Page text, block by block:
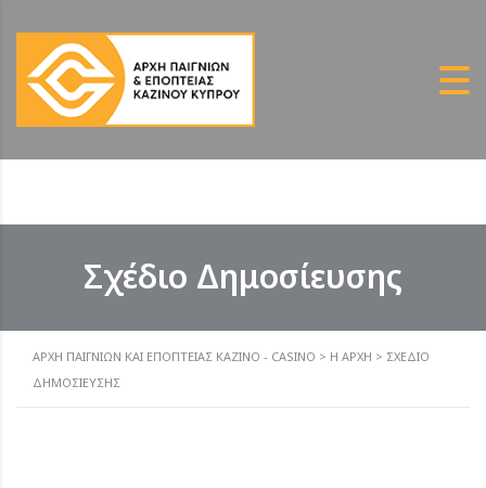
Σχέδιο Δημοσίευσης
ΑΡΧΗ ΠΑΙΓΝΙΩΝ ΚΑΙ ΕΠΟΠΤΕΙΑΣ ΚΑΖΙΝΟ - CASINO > Η ΑΡΧΉ > ΣΧΈΔΙΟ
ΔΗΜΟΣΊΕΥΣΗΣ